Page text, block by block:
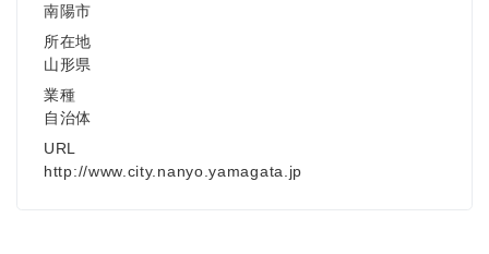
南陽市
所在地
山形県
業種
自治体
URL
http://www.city.nanyo.yamagata.jp